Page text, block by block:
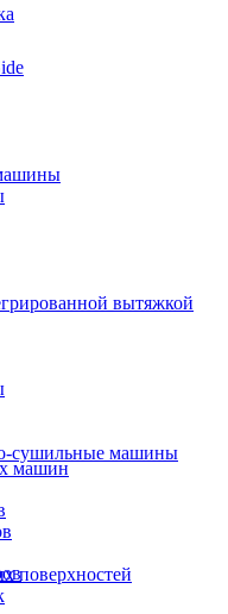
вытяжкой
сушильные машины
поверхностей
машин